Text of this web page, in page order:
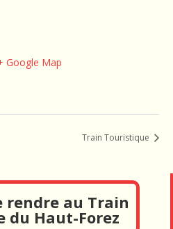
Google Map
Train Touristique
rendre au Train
du Haut-Forez